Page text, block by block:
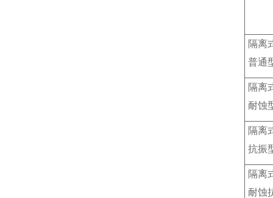
隔离
普通
隔离
耐蚀
隔离
抗振
隔离
耐蚀